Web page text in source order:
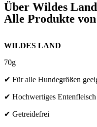
Über Wildes Land
Alle Produkte von
WILDES LAND
70g
✔ Für alle Hundegrößen
✔ Hochwertiges Entenfleisch
✔ Getreidefrei